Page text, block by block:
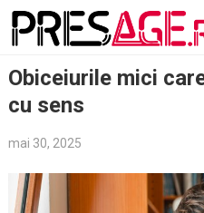
Skip
Obiceiurile mici
cu sens
mai 30, 2025